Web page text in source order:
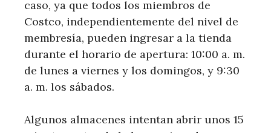
caso, ya que todos los miembros de
Costco, independientemente del nivel de
membresía, pueden ingresar a la tienda
durante el horario de apertura: 10:00 a. m.
de lunes a viernes y los domingos, y 9:30
a. m. los sábados.
Algunos almacenes intentan abrir unos 15